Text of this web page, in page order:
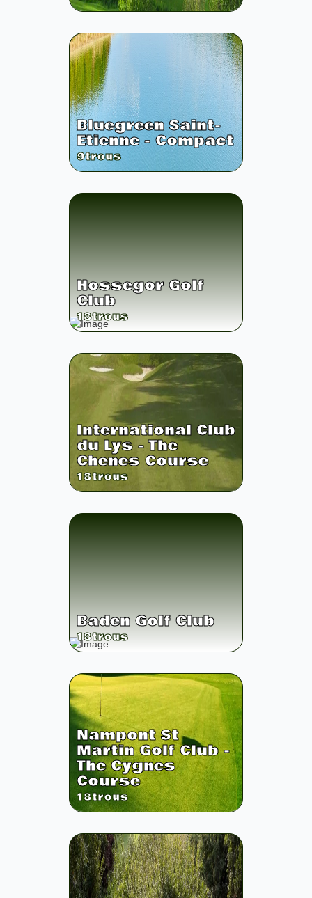
Bluegreen Saint-
Etienne - Compact
9trous
Hossegor Golf
Club
18trous
International Club
du Lys - The
Chenes Course
18trous
Baden Golf Club
18trous
Nampont St
Martin Golf Club -
The Cygnes
Course
18trous